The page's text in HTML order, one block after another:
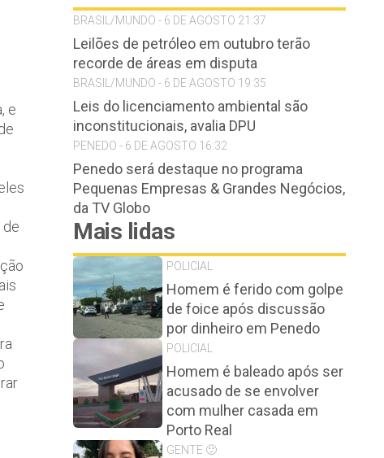
e
de
BRASIL/MUNDO - 6 DE AGOSTO 21:37
Leilões de petróleo em outubro terão
recorde de áreas em disputa
BRASIL/MUNDO - 6 DE AGOSTO 19:35
Leis do licenciamento ambiental são
inconstitucionais, avalia DPU
PENEDO - 6 DE AGOSTO 16:32
Penedo será destaque no programa
Pequenas Empresas & Grandes Negócios,
da TV Globo
Mais lidas
POLICIAL
Homem é ferido com golpe
de foice após discussão
por dinheiro em Penedo
POLICIAL
Homem é baleado após ser
acusado de se envolver
com mulher casada em
Porto Real
GENTE 🙂